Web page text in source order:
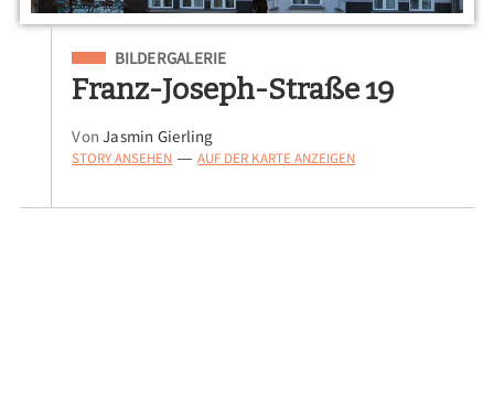
Eingeordnet unter
BILDERGALERIE
Franz-Joseph-Straße 19
VonJasmin Gierling
STORY ANSEHEN — AUF DER KARTE ANZEIGEN